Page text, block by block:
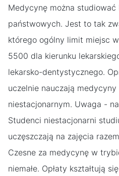
Medycynę można studiować
państwowych. Jest to tak
którego ogólny limit miejsc
5500 dla kierunku
lekarsko-dentystycznego.
uczelnie nauczają
niestacjonarnym. Uwaga -
Studenci niestacjonarni
uczęszczają na zajęcia
Czesne za medycynę w
niemałe. Opłaty kształtują